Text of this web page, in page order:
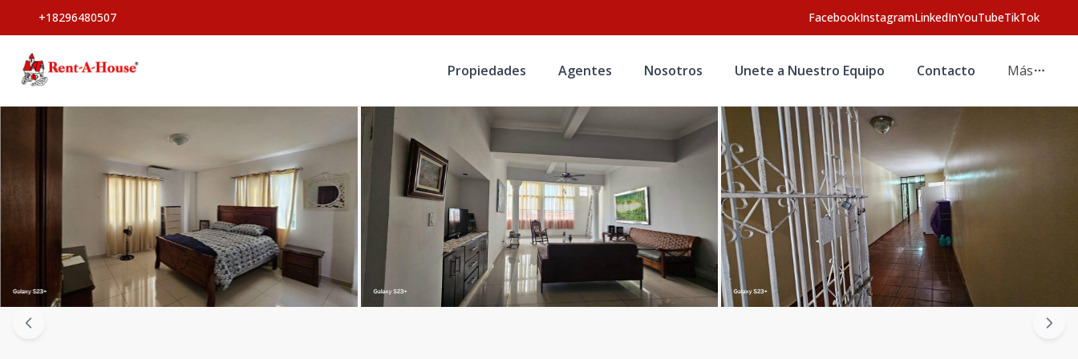
+18296480507 FacebookInstagramLinkedInYouTubeTikTok
Propiedades Agentes Nosotros Unete a Nuestro Equipo Contacto Más